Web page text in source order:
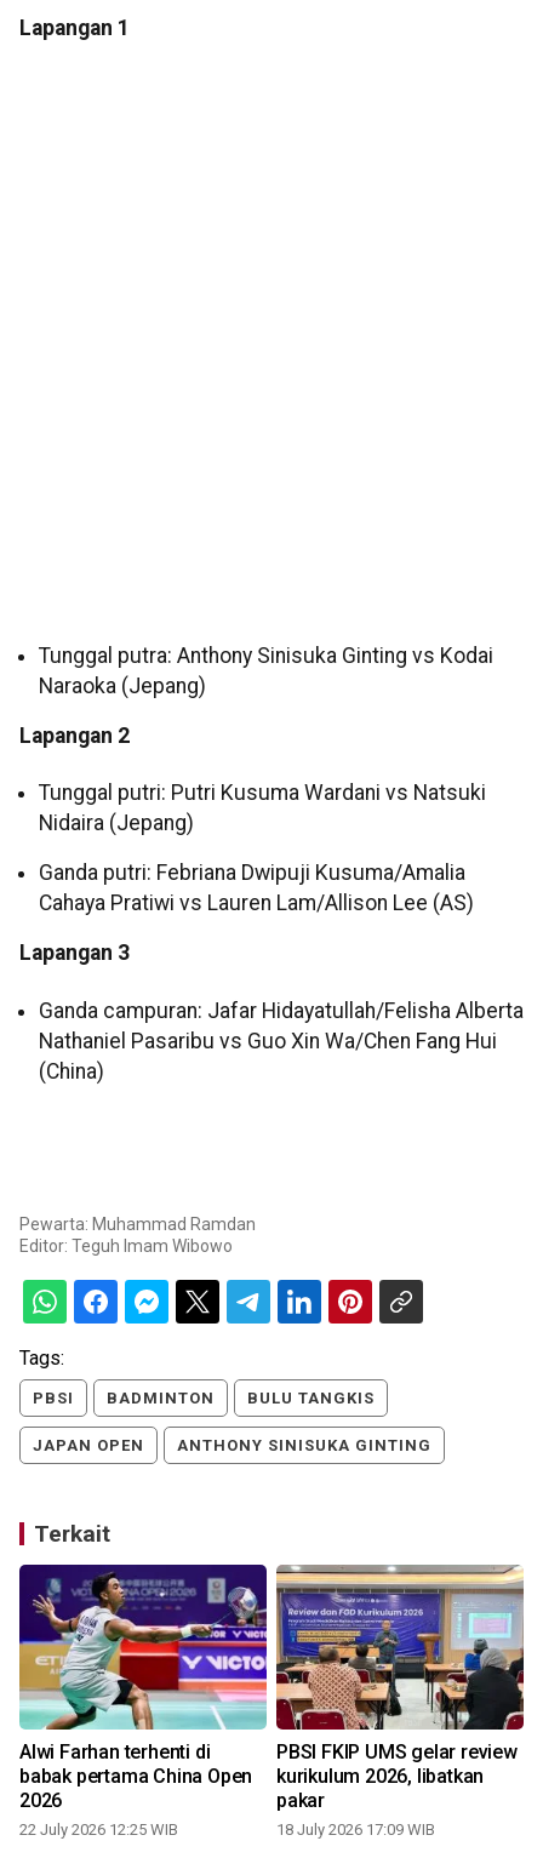
Lapangan 1
Tunggal putra: Anthony Sinisuka Ginting vs Kodai
Naraoka (Jepang)
Lapangan 2
Tunggal putri: Putri Kusuma Wardani vs Natsuki
Nidaira (Jepang)
Ganda putri: Febriana Dwipuji Kusuma/Amalia
Cahaya Pratiwi vs Lauren Lam/Allison Lee (AS)
Lapangan 3
Ganda campuran: Jafar Hidayatullah/Felisha Alberta
Nathaniel Pasaribu vs Guo Xin Wa/Chen Fang Hui
(China)
Pewarta: Muhammad Ramdan
Editor: Teguh Imam Wibowo
Tags:
PBSI BADMINTON BULU TANGKIS
JAPAN OPEN ANTHONY SINISUKA GINTING
Terkait
Alwi Farhan terhenti di
babak pertama China Open
2026
22 July 2026 12:25 WIB
PBSI FKIP UMS gelar review
kurikulum 2026, libatkan
pakar
18 July 2026 17:09 WIB